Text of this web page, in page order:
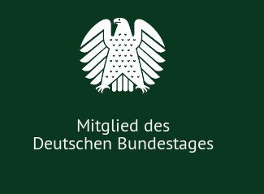
Mitglied des
Deutschen Bundestages